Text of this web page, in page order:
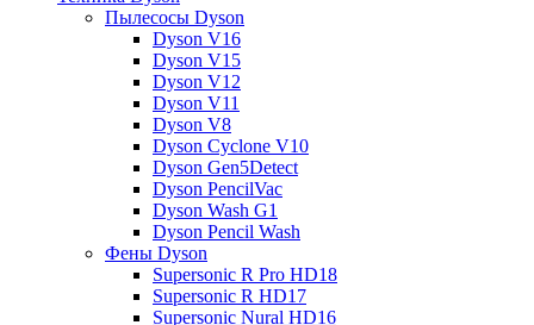
Пылесосы Dyson
Dyson V16
Dyson V15
Dyson V12
Dyson V11
Dyson V8
Dyson Cyclone V10
Dyson Gen5Detect
Dyson PencilVac
Dyson Wash G1
Dyson Pencil Wash
Фены Dyson
Supersonic R Pro HD18
Supersonic R HD17
Supersonic Nural HD16